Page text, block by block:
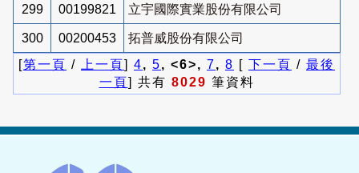
299 00199821 立宇國際實業股份有限公司
300 00200453
拓普威股份有限公司
[第一頁 / 上一頁] 4, 5, <6>, 7, 8 [ 下一頁 / 最後
一頁] 共有 8029 筆資料